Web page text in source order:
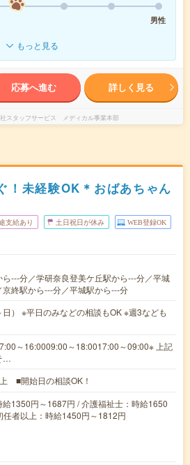
男性
もっと見る
応募へ進む 詳しく見る
スタッフサービス メディカル事業本部
！未経験OK＊おばあちゃん
支給あり 土日祝日が休み WEB登録OK
ら---分／学研奈良登美ケ丘駅から---分／平城
京終駅から---分／平城駅から---分
） ※平日のみなどの相談もOK ※週3なども
～16:0009:00～18:0017:00～09:00※ 上記
…
■開始日の相談OK！
1350円～1687円 / 介護福祉士：時給1650
任者以上：時給1450円～1812円